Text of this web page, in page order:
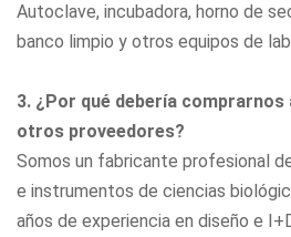
Autoclave, incubadora, horno de
banco limpio y otros equipos de
3. ¿Por qué debería
otros proveedores?
Somos un fabricante profesional
e instrumentos de ciencias
años de experiencia en diseño e